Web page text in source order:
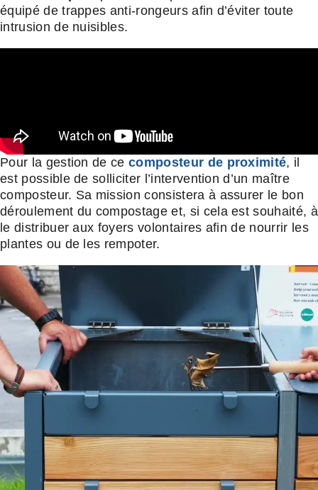
équipé de trappes anti-rongeurs afin d’éviter toute
intrusion de nuisibles.
Pour la gestion de cecomposteur de proximité, il
est possible de solliciter l’intervention d’un maître
composteur. Sa mission consistera à assurer le bon
déroulement du compostage et, si cela est souhaité, à
le distribuer aux foyers volontaires afin de nourrir les
plantes ou de les rempoter.